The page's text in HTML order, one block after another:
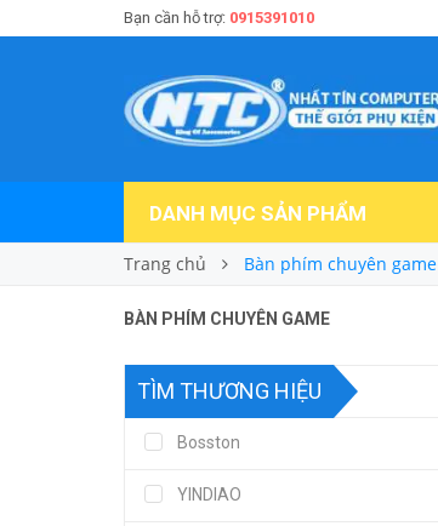
Bạn cần hỗ trợ: 0915391010
DANH MỤC SẢN PHẨM
Trang chủ Bàn phím chuyên game
BÀN PHÍM CHUYÊN GAME
TÌM THƯƠNG HIỆU
Bosston
YINDIAO